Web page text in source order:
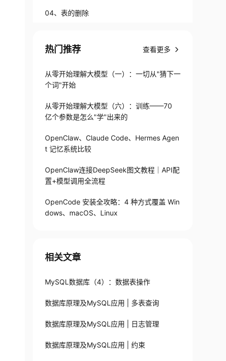
04、表的删除
热门推荐 查看更多
从零开始理解大模型（一）：一切从"猜下一
个词"开始
从零开始理解大模型（六）：训练——70
亿个参数是怎么"学"出来的
OpenClaw、Claude Code、Hermes Agen
t 记忆系统比较
OpenClaw连接DeepSeek图文教程｜API配
置+模型调用全流程
OpenCode 安装全攻略：4 种方式覆盖 Win
dows、macOS、Linux
相关文章
MySQL数据库（4）：数据表操作
数据库原理及MySQL应用 | 多表查询
数据库原理及MySQL应用 | 日志管理
数据库原理及MySQL应用 | 约束